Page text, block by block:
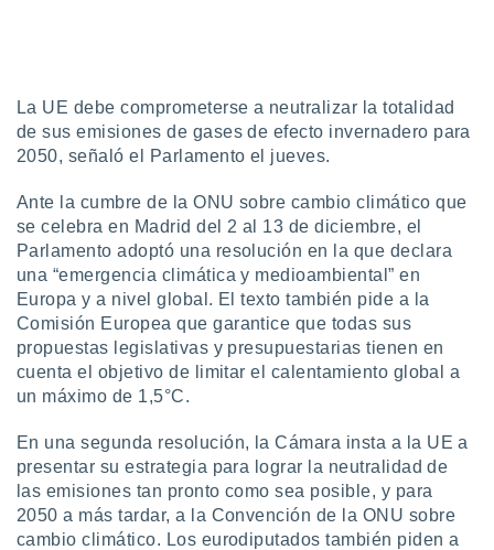
cookies
de
sitio
En
de que
sean
se
ni para
o
La UE debe comprometerse a neutralizar la totalidad
de sus emisiones de gases de efecto invernadero para
2050, señaló el Parlamento el jueves.
Ante la cumbre de la ONU sobre cambio climático que
se celebra en Madrid del 2 al 13 de diciembre, el
Parlamento adoptó una resolución en la que declara
una “emergencia climática y medioambiental” en
Europa y a nivel global. El texto también pide a la
Comisión Europea que garantice que todas sus
propuestas legislativas y presupuestarias tienen en
cuenta el objetivo de limitar el calentamiento global a
un máximo de 1,5°C.
En una segunda resolución, la Cámara insta a la UE a
presentar su estrategia para lograr la neutralidad de
las emisiones tan pronto como sea posible, y para
2050 a más tardar, a la Convención de la ONU sobre
cambio climático. Los eurodiputados también piden a